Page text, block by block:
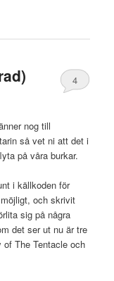
4
nog till
så vet ni att det i
på våra burkar.
i källkoden för
och skrivit
sig på några
det ser ut nu är tre
The Tentacle och